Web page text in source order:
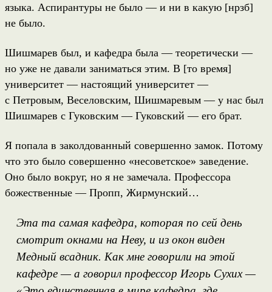
языка. Аспирантуры не было — и ни в какую [нрзб]
не было.
Шишмарев был, и кафедра была — теоретически —
но уже не давали заниматься этим. В [то время]
университет — настоящий университет —
с Петровым, Веселовским, Шишмаревым — у нас был
Шишмарев с Гуковским — Гуковский — его брат.
Я попала в заколдованный совершенно замок. Потому
что это было совершенно «несоветское» заведение.
Оно было вокруг, но я не замечала. Профессора
божественные — Пропп, Жирмунский…
Эта та самая кафедра, которая по сей день
смотрит окнами на Неву, и из окон виден
Медный всадник. Как мне говорили на этой
кафедре — а говорил профессор Игорь Сухих —